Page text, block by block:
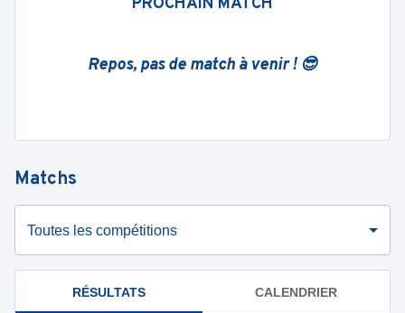
Repos, pas de match à venir ! 😎
Matchs
Toutes les compétitions
RÉSULTATS CALENDRIER